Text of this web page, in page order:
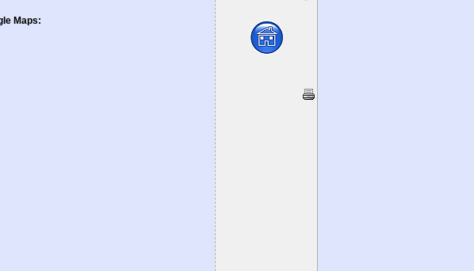
Maps: